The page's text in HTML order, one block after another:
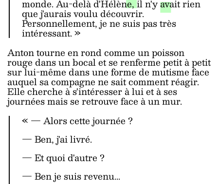
monde. Au-delà d'Hélène, il n'y avait rien
que j'aurais voulu découvrir.
Personnellement, je ne suis pas très
intéressant. »
Anton tourne en rond comme un poisson
rouge dans un bocal et se renferme petit à petit
sur lui-même dans une forme de mutisme face
auquel sa compagne ne sait comment réagir.
Elle cherche à s'intéresser à lui et à ses
journées mais se retrouve face à un mur.
« ― Alors cette journée ?
― Ben, j'ai livré.
― Et quoi d'autre ?
― Ben je suis revenu...